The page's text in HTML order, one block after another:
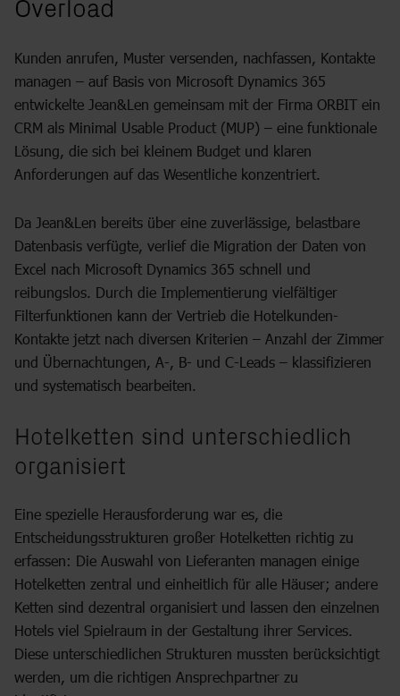
Overload
Kunden anrufen, Muster versenden, nachfassen, Kontakte
managen – auf Basis von Microsoft Dynamics 365
entwickelte Jean&Len gemeinsam mit der Firma ORBIT ein
CRM als Minimal Usable Product (MUP) – eine funktionale
Lösung, die sich bei kleinem Budget und klaren
Anforderungen auf das Wesentliche konzentriert.
Da Jean&Len bereits über eine zuverlässige, belastbare
Datenbasis verfügte, verlief die Migration der Daten von
Excel nach Microsoft Dynamics 365 schnell und
reibungslos. Durch die Implementierung vielfältiger
Filterfunktionen kann der Vertrieb die Hotelkunden-
Kontakte jetzt nach diversen Kriterien – Anzahl der Zimmer
und Übernachtungen, A-, B- und C-Leads – klassifizieren
und systematisch bearbeiten.
Hotelketten sind unterschiedlich
organisiert
Eine spezielle Herausforderung war es, die
Entscheidungsstrukturen großer Hotelketten richtig zu
erfassen: Die Auswahl von Lieferanten managen einige
Hotelketten zentral und einheitlich für alle Häuser; andere
Ketten sind dezentral organisiert und lassen den einzelnen
Hotels viel Spielraum in der Gestaltung ihrer Services.
Diese unterschiedlichen Strukturen mussten berücksichtigt
werden, um die richtigen Ansprechpartner zu